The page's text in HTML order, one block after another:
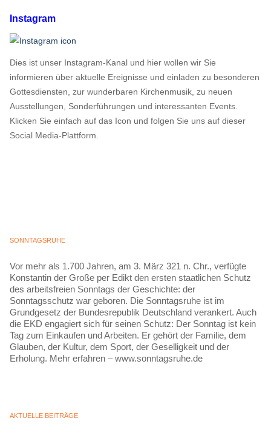
Instagram
Dies ist unser Instagram-Kanal und hier wollen wir Sie
informieren über aktuelle Ereignisse und einladen zu besonderen
Gottesdiensten, zur wunderbaren Kirchenmusik, zu neuen
Ausstellungen, Sonderführungen und interessanten Events.
Klicken Sie einfach auf das Icon und folgen Sie uns auf dieser
Social Media-Plattform.
SONNTAGSRUHE
Vor mehr als 1.700 Jahren, am 3. März 321 n. Chr., verfügte
Konstantin der Große per Edikt den ersten staatlichen Schutz
des arbeitsfreien Sonntags der Geschichte: der
Sonntagsschutz war geboren. Die Sonntagsruhe ist im
Grundgesetz der Bundesrepublik Deutschland verankert. Auch
die EKD engagiert sich für seinen Schutz: Der Sonntag ist kein
Tag zum Einkaufen und Arbeiten. Er gehört der Familie, dem
Glauben, der Kultur, dem Sport, der Geselligkeit und der
Erholung. Mehr erfahren – www.sonntagsruhe.de
AKTUELLE BEITRÄGE